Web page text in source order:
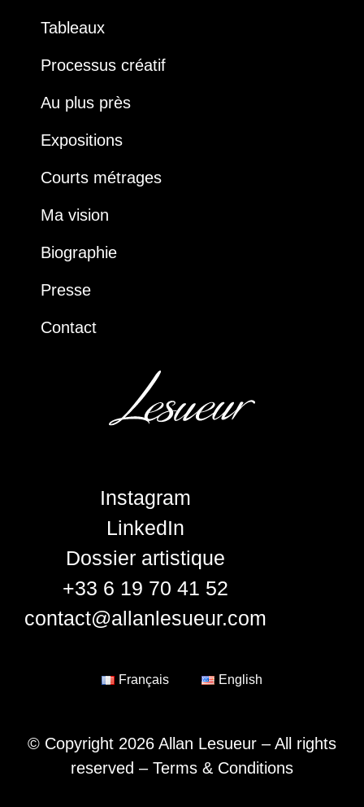
Tableaux
Processus créatif
Au plus près
Expositions
Courts métrages
Ma vision
Biographie
Presse
Contact
Instagram
LinkedIn
Dossier artistique
+33 6 19 70 41 52
contact@allanlesueur.com
Français English
© Copyright 2026 Allan Lesueur – All rights
reserved – Terms & Conditions